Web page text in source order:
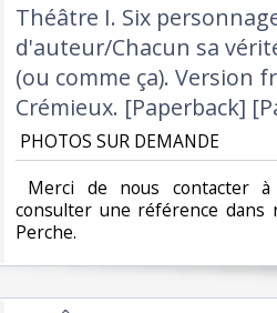
‎Théâtre I. Six
d'auteur/Chacun sa
(ou comme ça). Version
Crémieux. [Paperback]
‎ PHOTOS SUR DEMANDE ‎
Merci de nous contacter
consulter une référence dans
Perche.‎